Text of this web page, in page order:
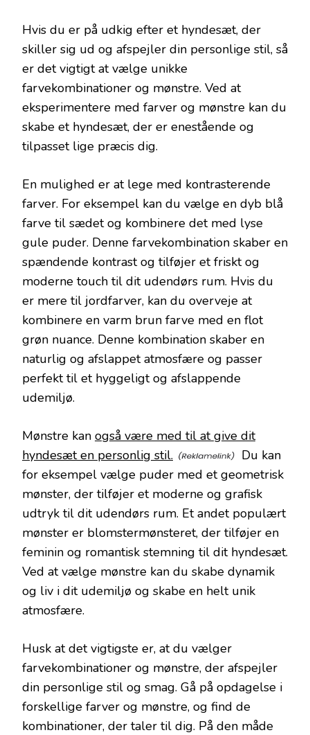
Hvis du er på udkig efter et hyndesæt, der
skiller sig ud og afspejler din personlige stil, så
er det vigtigt at vælge unikke
farvekombinationer og mønstre. Ved at
eksperimentere med farver og mønstre kan du
skabe et hyndesæt, der er enestående og
tilpasset lige præcis dig.
En mulighed er at lege med kontrasterende
farver. For eksempel kan du vælge en dyb blå
farve til sædet og kombinere det med lyse
gule puder. Denne farvekombination skaber en
spændende kontrast og tilføjer et friskt og
moderne touch til dit udendørs rum. Hvis du
er mere til jordfarver, kan du overveje at
kombinere en varm brun farve med en flot
grøn nuance. Denne kombination skaber en
naturlig og afslappet atmosfære og passer
perfekt til et hyggeligt og afslappende
udemiljø.
Mønstre kan også være med til at give dit
hyndesæt en personlig stil.
Du kan
for eksempel vælge puder med et geometrisk
mønster, der tilføjer et moderne og grafisk
udtryk til dit udendørs rum. Et andet populært
mønster er blomstermønsteret, der tilføjer en
feminin og romantisk stemning til dit hyndesæt.
Ved at vælge mønstre kan du skabe dynamik
og liv i dit udemiljø og skabe en helt unik
atmosfære.
Husk at det vigtigste er, at du vælger
farvekombinationer og mønstre, der afspejler
din personlige stil og smag. Gå på opdagelse i
forskellige farver og mønstre, og find de
kombinationer, der taler til dig. På den måde